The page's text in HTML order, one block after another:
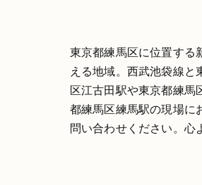
東京都練馬区に位置する
える地域。西武池袋線
区江古田駅や東京都練馬
都練馬区練馬駅の現場に
問い合わせください。心